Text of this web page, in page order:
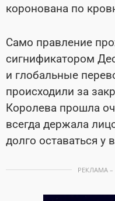
коронована по
Само правление
сигнификатором
и глобальные
происходили за
Королева прошла
всегда держала
долго оставаться у
РЕКЛАМА